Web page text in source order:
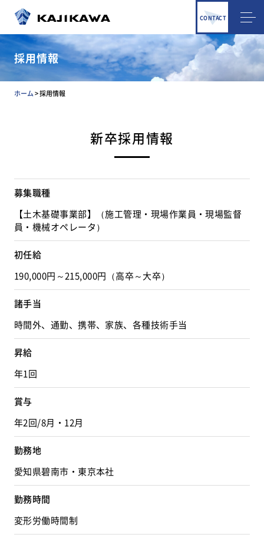
CONTACT
採用情報
ホーム>採用情報
新卒採用情報
募集職種
【土木基礎事業部】（施工管理・現場作業員・現場監督
員・機械オペレータ）
初任給
190,000円～215,000円（高卒～大卒）
諸手当
時間外、通勤、携帯、家族、各種技術手当
昇給
年1回
賞与
年2回/8月・12月
勤務地
愛知県碧南市・東京本社
勤務時間
変形労働時間制